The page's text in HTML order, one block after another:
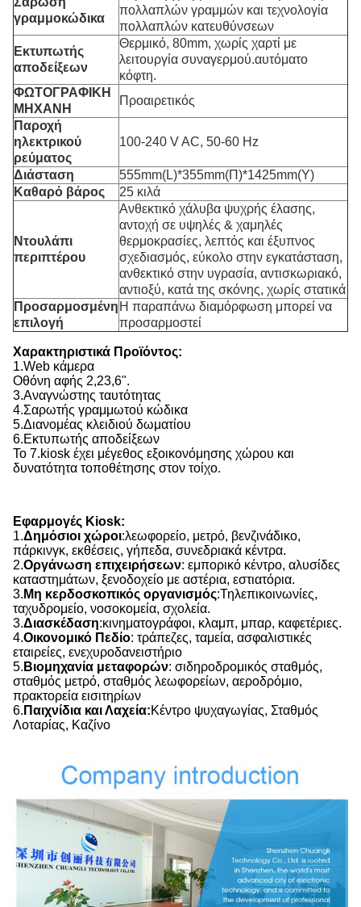
γραμμοκώδικα
πολλαπλών γραμμών και τεχνολογία
πολλαπλών κατευθύνσεων
Εκτυπωτής
αποδείξεων
Θερμικό, 80mm, χωρίς χαρτί με
λειτουργία συναγερμού.αυτόματο
κόφτη.
ΦΩΤΟΓΡΑΦΙΚΗ
ΜΗΧΑΝΗ
Προαιρετικός
Παροχή
ηλεκτρικού
ρεύματος
100-240 V AC, 50-60 Hz
Διάσταση
555mm(L)*355mm(Π)*1425mm(Υ)
Καθαρό βάρος
25 κιλά
Ντουλάπι
περιπτέρου
Ανθεκτικό χάλυβα ψυχρής έλασης,
αντοχή σε υψηλές & χαμηλές
θερμοκρασίες, λεπτός και έξυπνος
σχεδιασμός, εύκολο στην εγκατάσταση,
ανθεκτικό στην υγρασία, αντισκωριακό,
αντιοξύ, κατά της σκόνης, χωρίς στατικά
Προσαρμοσμένη
επιλογή
Η παραπάνω διαμόρφωση μπορεί να
προσαρμοστεί
Χαρακτηριστικά Προϊόντος:
1.Web κάμερα
Οθόνη αφής 2,23,6".
3.Αναγνώστης ταυτότητας
4.Σαρωτής γραμμωτού κώδικα
5.Διανομέας κλειδιού δωματίου
6.Εκτυπωτής αποδείξεων
Το 7.kiosk έχει μέγεθος εξοικονόμησης χώρου και
δυνατότητα τοποθέτησης στον τοίχο.
Εφαρμογές Kiosk:
1.Δημόσιοι χώροι:λεωφορείο, μετρό, βενζινάδικο,
πάρκινγκ, εκθέσεις, γήπεδα, συνεδριακά κέντρα.
2.Οργάνωση επιχειρήσεων: εμπορικό κέντρο, αλυσίδες
καταστημάτων, ξενοδοχείο με αστέρια, εστιατόρια.
3. Μη κερδοσκοπικός οργανισμός:Τηλεπικοινωνίες,
ταχυδρομείο, νοσοκομεία, σχολεία.
3.Διασκέδαση:κινηματογράφοι, κλαμπ, μπαρ, καφετέριες.
4.Οικονομικό Πεδίο: τράπεζες, ταμεία, ασφαλιστικές
εταιρείες, ενεχυροδανειστήριο
5. Βιομηχανία μεταφορών: σιδηροδρομικός σταθμός,
σταθμός μετρό, σταθμός λεωφορείων, αεροδρόμιο,
πρακτορεία εισιτηρίων
6. Παιχνίδια και Λαχεία:Κέντρο ψυχαγωγίας, Σταθμός
Λοταρίας, Καζίνο